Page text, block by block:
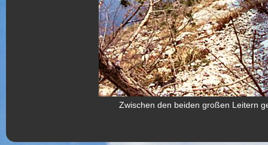
Zwischen den beiden großen Leitern